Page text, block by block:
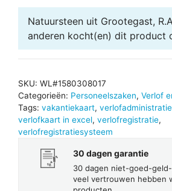
aantal
Natuursteen uit Grootegast,
anderen kocht(en) dit product
SKU: WL#1580308017
Categorieën: Personeelszaken, Verlof
Tags: vakantiekaart, verlofadministratie
verlofkaart in excel, verlofregistratie,
verlofregistratiesysteem
30 dagen garantie
30 dagen niet-goed-
veel vertrouwen hebben